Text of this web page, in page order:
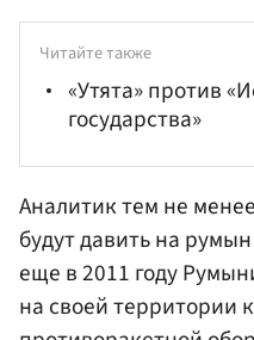
Читайте также
«Утята» против
государства»
Аналитик тем не
будут давить на
еще в 2011 году
на своей территории